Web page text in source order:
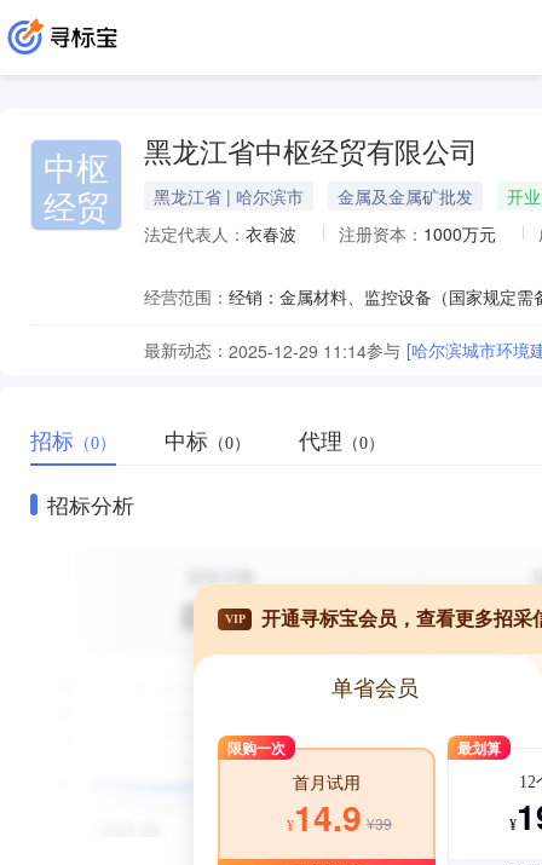
中枢
经贸
黑龙江省中枢经贸有限公司
黑龙江省 | 哈尔滨市 金属及金属矿批发
开业
法定代表人： 衣春波 注册资本： 1000万元
经营范围：
最新动态： 2025-12-29 11:14参与 [哈尔滨城市环境
招标 （0） 中标 （0） 代理 （0）
招标分析
VIP 开通寻标宝会员，查看更多招采
单省会员
限购一次
首月试用
¥14.9 ¥39
最划算
12
¥